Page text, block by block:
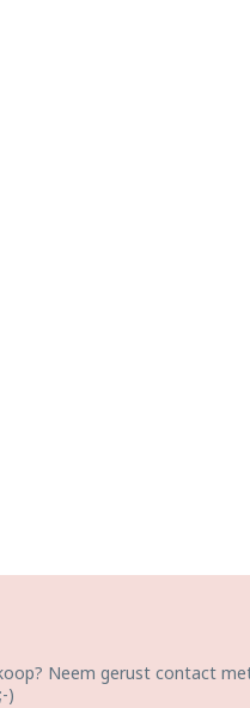
Neem gerust contact
)